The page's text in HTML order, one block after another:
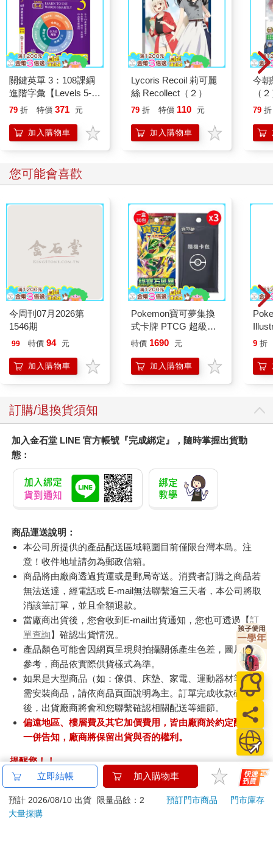
關鍵英單 3：108課綱
進階字彙【Levels 5-
6】（32K+加贈寂天雲
APP）
79 折 特價 371 元
加入購物車
Lycoris Recoil 莉可麗
絲 Recollect（２）
79 折 特價 110 元
加入購物車
今
（
79 折
您可能會喜歡
今周刊07月2026第
1546期
99 特價 94 元
加入購物車
Pokemon寶可夢集換
式卡牌 PTCG 超級進
化 擴充包 綠寶石風暴
特價 1690 元
加入購物車
9 折
訂購/退換貨須知
加入金石堂 LINE 官方帳號『完成綁定』，隨時掌握出貨動
態：
商品運送說明：
本公司所提供的產品配送區域範圍目前僅限台灣本島。注
意！收件地址請勿為郵政信箱。
商品將由廠商透過貨運或是郵局寄送。消費者訂購之商品若
無法送達，經電話或 E-mail無法聯繫逾三天者，本公司將取
消該筆訂單，並且全額退款。
當廠商出貨後，您會收到E-mail出貨通知，您也可透過【訂
單查詢】確認出貨情況。
產品顏色可能會因網頁呈現與拍攝關係產生色差，圖片僅供
參考，商品依實際供貨樣式為準。
如果是大型商品（如：傢俱、床墊、家電、運動器材等）及
需安裝商品，請依商品頁面說明為主。訂單完成收款確認
後，出貨廠商將會和您聯繫確認相關配送等細節。
偏遠地區、樓層費及其它加價費用，皆由廠商於約定配送時
一併告知，廠商將保留出貨與否的權利。
提醒您！！
金石堂及銀行均不會請您操作ATM! 如接獲電話要求您前往
ATM提款機，請不要聽從指示，以免受騙上當！
退換貨須知：
立即結帳 加入購物車
預計 2026/08/10 出貨 限量品餘：2 預訂門市商品
門市庫存
大量採購